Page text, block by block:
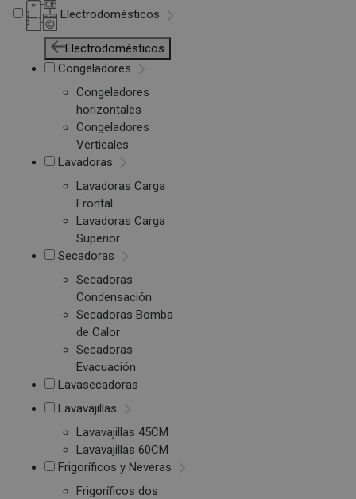
Electrodomésticos
Electrodomésticos
Congeladores
Congeladores
horizontales
Congeladores
Verticales
Lavadoras
Lavadoras Carga
Frontal
Lavadoras Carga
Superior
Secadoras
Secadoras
Condensación
Secadoras Bomba
de Calor
Secadoras
Evacuación
Lavasecadoras
Lavavajillas
Lavavajillas 45CM
Lavavajillas 60CM
Frigoríficos y Neveras
Frigoríficos dos